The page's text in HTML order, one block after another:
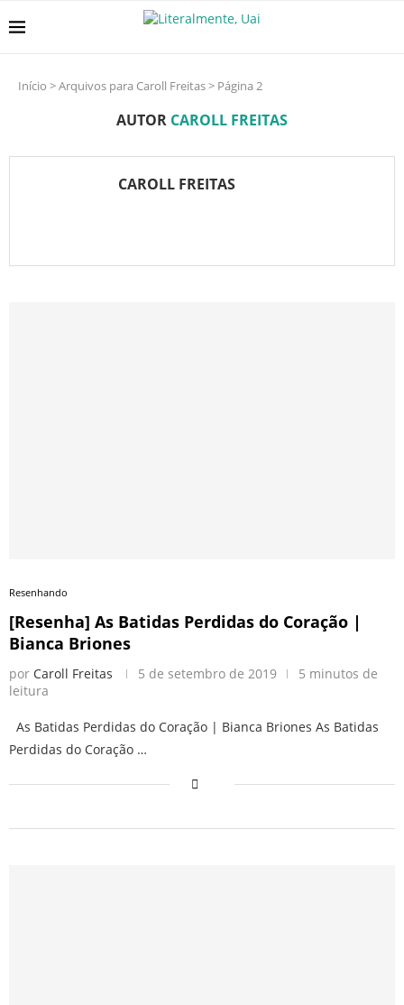
Início >Arquivos para Caroll Freitas> Página 2
AUTOR CAROLL FREITAS
CAROLL FREITAS
Resenhando
[Resenha] As Batidas Perdidas do Coração |
Bianca Briones
por Caroll Freitas 5 de setembro de 2019
5 minutos de
leitura
As Batidas Perdidas do Coração | Bianca Briones As Batidas
Perdidas do Coração …